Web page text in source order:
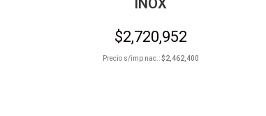
INOX
$2,720,952
Precio s/imp nac.:$2,462,400